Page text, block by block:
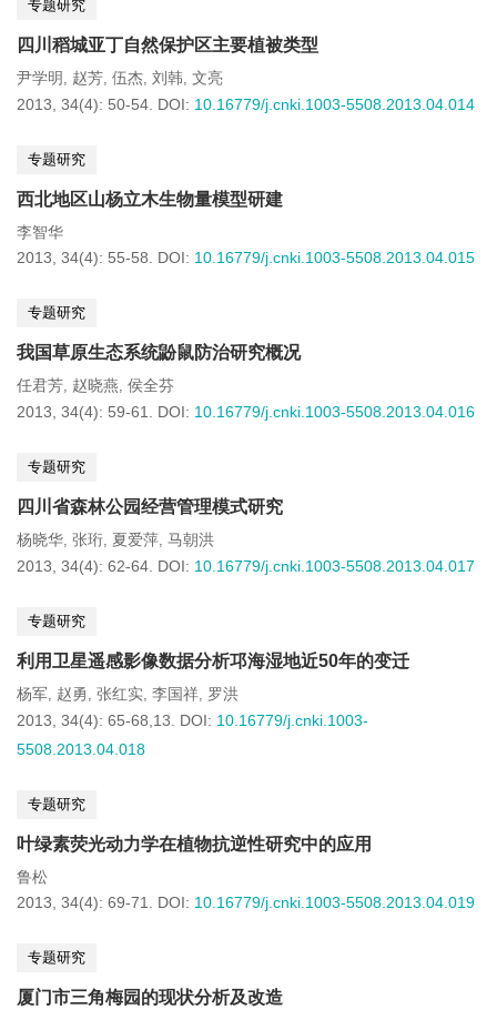
专题研究
四川稻城亚丁自然保护区主要植被类型
尹学明 , 赵芳, 伍杰, 刘韩, 文亮
2013, 34(4): 50-54. DOI: 10.16779/j.cnki.1003-5508.2013.04.014
专题研究
西北地区山杨立木生物量模型研建
李智华
2013, 34(4): 55-58.
DOI: 10.16779/j.cnki.1003-5508.2013.04.015
专题研究
我国草原生态系统鼢鼠防治研究概况
任君芳, 赵晓燕, 侯全芬
2013, 34(4): 59-61.
DOI: 10.16779/j.cnki.1003-5508.2013.04.016
专题研究
四川省森林公园经营管理模式研究
杨晓华, 张珩, 夏爱萍, 马朝洪
2013, 34(4): 62-64. DOI: 10.16779/j.cnki.1003-5508.2013.04.017
专题研究
利用卫星遥感影像数据分析邛海湿地近50年的变迁
杨军, 赵勇 , 张红实, 李国祥, 罗洪
2013, 34(4): 65-68,13.
DOI: 10.16779/j.cnki.1003-
5508.2013.04.018
专题研究
叶绿素荧光动力学在植物抗逆性研究中的应用
鲁松
2013, 34(4): 69-71.
DOI: 10.16779/j.cnki.1003-5508.2013.04.019
专题研究
厦门市三角梅园的现状分析及改造